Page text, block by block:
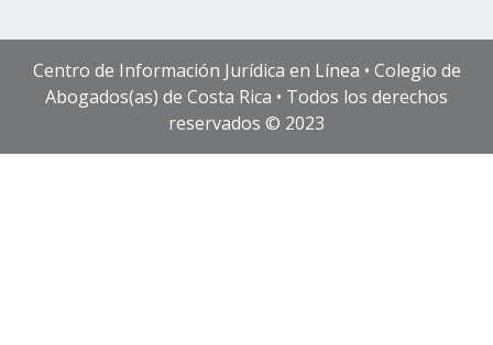
Centro de Información Jurídica en Línea • Colegio de
Abogados(as) de Costa Rica • Todos los derechos
reservados © 2023